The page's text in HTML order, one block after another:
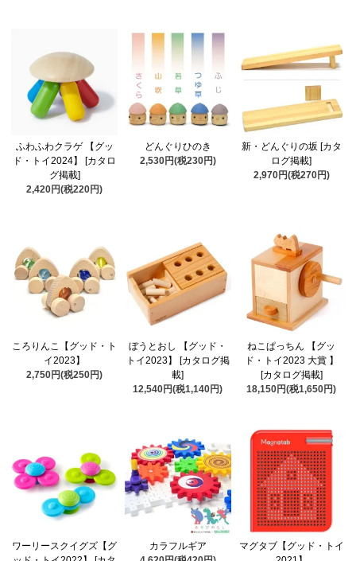
ふわふわクラゲ 【グッ
ド・トイ2024】 [カタロ
グ掲載]
2,420円(税220円)
どんぐりひのき
2,530円(税230円)
新・どんぐりの坂 [カタ
ログ掲載]
2,970円(税270円)
ころりんこ【グッド・ト
イ2023】
2,750円(税250円)
ぼうとおし 【グッド・
トイ2023】 [カタログ掲
載]
12,540円(税1,140円)
ねこぱっちん 【グッ
ド・トイ2023 大賞 】
[カタログ掲載]
18,150円(税1,650円)
ワーリースクイグズ【グ
カラフルギア
マグタブ【グッド・トイ